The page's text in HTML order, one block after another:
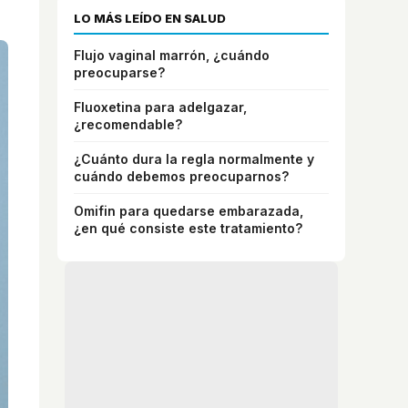
LO MÁS LEÍDO EN SALUD
Flujo vaginal marrón, ¿cuándo
preocuparse?
Fluoxetina para adelgazar,
¿recomendable?
¿Cuánto dura la regla normalmente y
cuándo debemos preocuparnos?
Omifin para quedarse embarazada,
¿en qué consiste este tratamiento?